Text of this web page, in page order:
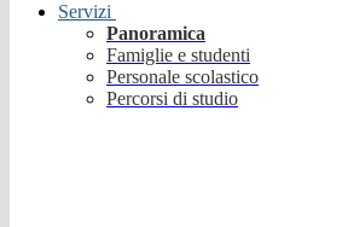
Servizi
Panoramica
Famiglie e studenti
Personale scolastico
Percorsi di studio